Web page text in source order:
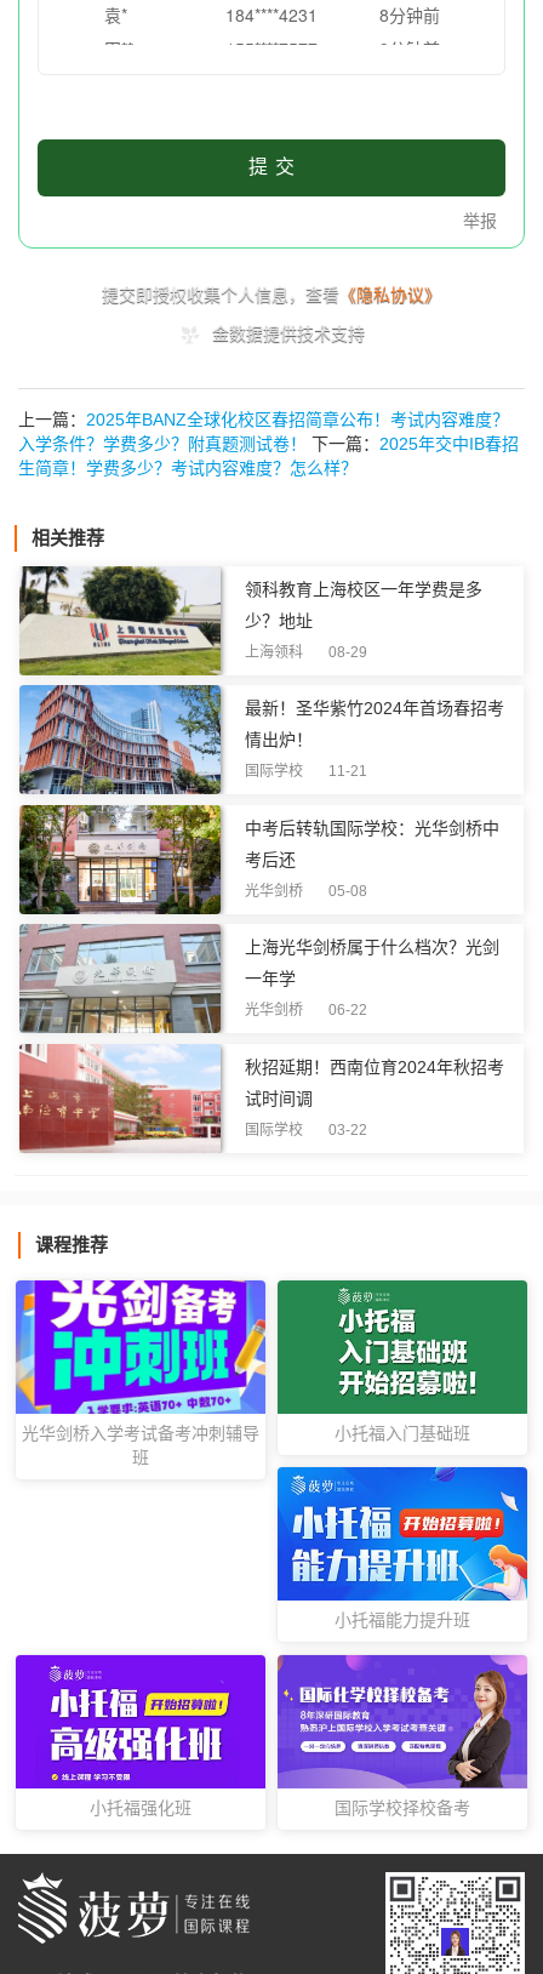
上一篇： 2025年BANZ全球化校区春招简章公布！考试内容难度？
入学条件？学费多少？附真题测试卷！
下一篇： 2025年交中IB春招
生简章！学费多少？考试内容难度？怎么样？
相关推荐
领科教育上海校区一年学费是多
少？地址
上海领科 08-29
最新！圣华紫竹2024年首场春招考
情出炉！
国际学校 11-21
中考后转轨国际学校：光华剑桥中
考后还
光华剑桥 05-08
上海光华剑桥属于什么档次？光剑
一年学
光华剑桥 06-22
秋招延期！西南位育2024年秋招考
试时间调
国际学校 03-22
课程推荐
光华剑桥入学考试备考冲刺辅导
班
小托福入门基础班
小托福能力提升班
小托福强化班 国际学校择校备考